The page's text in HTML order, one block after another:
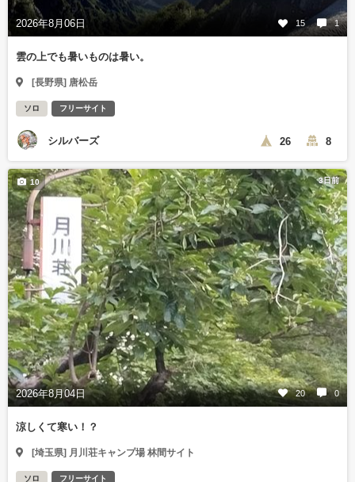
2026年8月06日 15 1
雲の上でも暑いものは暑い。
[長野県] 唐松岳
ソロ フリーサイト
シルバーズ 26 8
3日前
2026年8月04日 20 0
10
涼しくて寒い！？
[埼玉県] 月川荘キャンプ場 林間サイト
ソロ フリーサイト